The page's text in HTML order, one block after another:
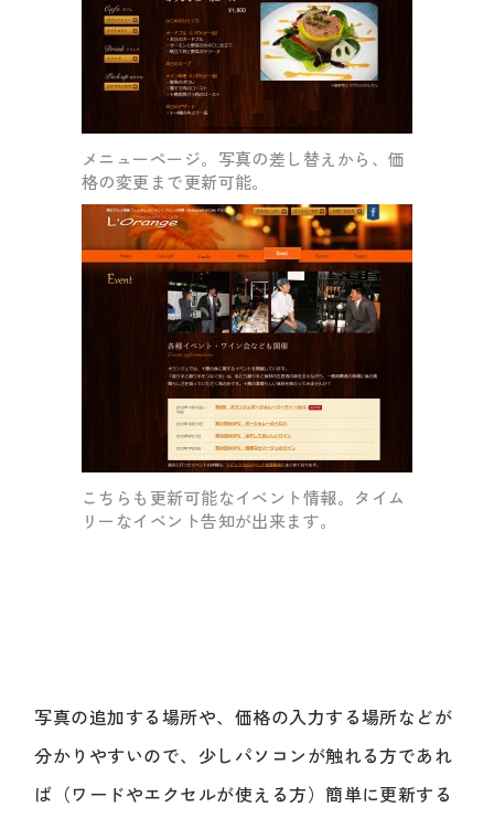
メニューページ。写真の差し替えから、価
格の変更まで更新可能。
こちらも更新可能なイベント情報。タイム
リーなイベント告知が出来ます。
写真の追加する場所や、価格の入力する場所などが
分かりやすいので、少しパソコンが触れる方であれ
ば（ワードやエクセルが使える方）簡単に更新する